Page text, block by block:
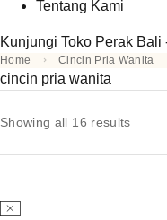
Tentang Kami
Kunjungi Toko Perak Bali
Home Cincin Pria Wanita
cincin pria wanita
Showing all 16 results